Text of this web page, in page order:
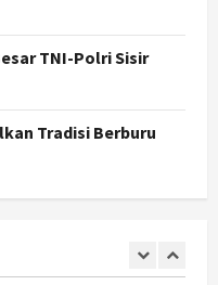
TNI-Polri Sisir
Tradisi Berburu
Korban TPKS
Bantul Capai 60